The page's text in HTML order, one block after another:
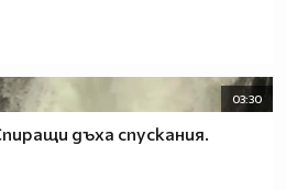
03:30
дъха спускания.